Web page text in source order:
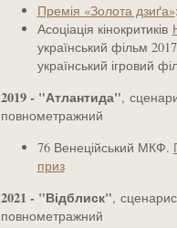
Премія «Золота дзиґа»
Асоціація кінокритиків
український фільм
український ігровий
2019 - "Атлантида",
повнометражний
76 Венеційський МКФ.
приз
2021 - "Відблиск",
повнометражний